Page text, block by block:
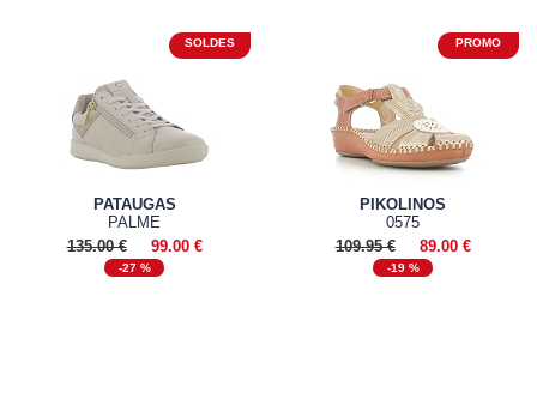
PATAUGAS
PALME
135.00 €
99.00 €
-27 %
PIKOLINOS
0575
109.95 €
89.00 €
-19 %